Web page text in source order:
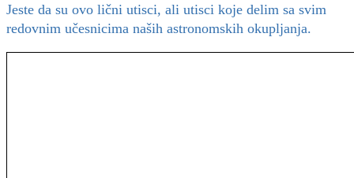
Jeste da su ovo lični utisci, ali utisci koje delim sa svim
redovnim učesnicima naših astronomskih okupljanja.